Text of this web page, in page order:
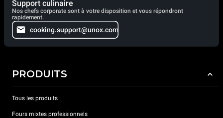
Support culinaire
Nos chefs corporate sont à votre disposition et vous répondront
rapidement.
cooking.support@unox.com
PRODUITS
Tous les produits
Fours mixtes professionnels